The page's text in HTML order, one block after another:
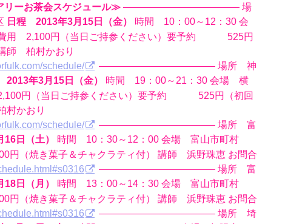
ーお茶会スケジュール≫ ———————————— 場
日程 2013年3月15日（金）
時間 10：00～12：30 会
用 2,100円（当日ご持参ください）要予約 525円
師 柏村かおり
schedule/
———————————— 場所 神
2013年3月15日（金）
時間 19：00～21：30 会場 横
円（当日ご持参ください）要予約 525円（初回
村かおり
schedule/
———————————— 場所 富
日（土）
時間 10：30～12：00 会場 富山市町村
円（焼き菓子＆チャクラティ付） 講師 浜野珠恵 お問合
———————————— 場所 富
日（月）
時間 13：00～14：30 会場 富山市町村
円（焼き菓子＆チャクラティ付） 講師 浜野珠恵 お問合
———————————— 場所 埼